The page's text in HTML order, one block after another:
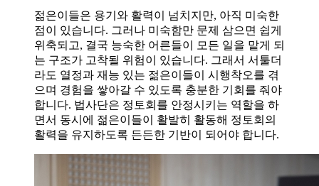
젊은이들은 용기와 활력이 넘치지만, 아직 미숙한
점이 있습니다. 그러나 미숙함만 문제 삼으면 쉽게
위축되고, 결국 능숙한 어른들이 모든 일을 맡게 되
는 구조가 고착될 위험이 있습니다. 그래서 서툴더
라도 열정과 재능 있는 젊은이들이 시행착오를 겪
으며 경험을 쌓아갈 수 있도록 충분한 기회를 줘야
합니다. 법사단은 정토회를 안정시키는 역할을 하
면서 동시에 젊은이들이 활발히 활동해 정토회의
활력을 유지하도록 든든한 기반이 되어야 합니다.